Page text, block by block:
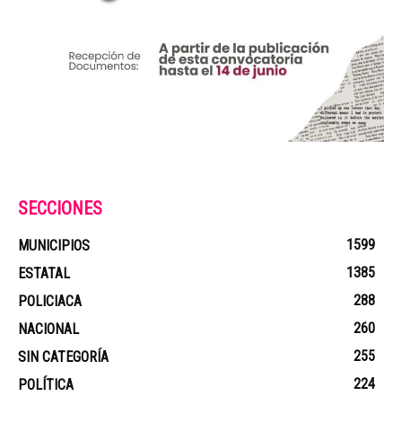
SECCIONES
MUNICIPIOS
1599
ESTATAL
1385
POLICIACA
288
NACIONAL
260
SIN CATEGORÍA
255
POLÍTICA
224